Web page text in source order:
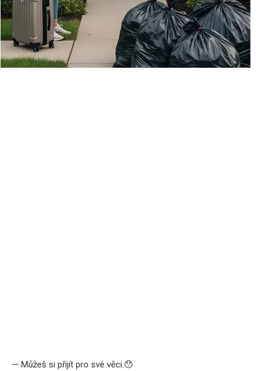
— Můžeš si přijít pro své věci.😯